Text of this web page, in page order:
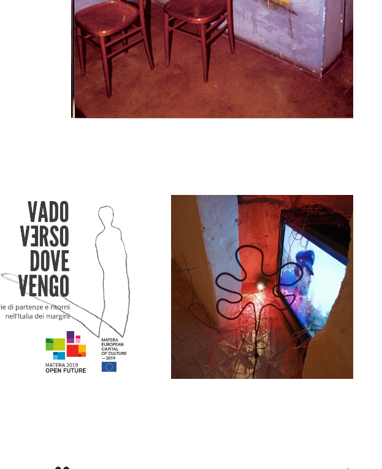
Vado Verso Dove
Vengo exhibition –
Matera 2019
mostre ed esposizioni
pittura
Vado Verso Dove
Vengo exhibition –
Matera 2019 –
Photogallery
mostre ed esposizioni
pittura